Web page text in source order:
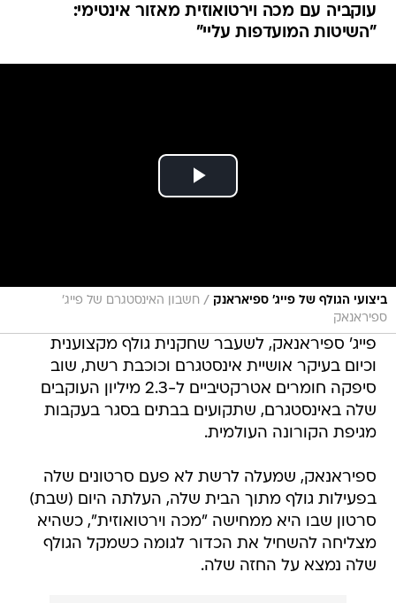
עוקביה עם מכה וירטואוזית מאזור אינטימי:
"השיטות המועדפות עליי"
ביצועי הגולף של פייג' ספיאראנק / חשבון האינסטגרם של פייג'
ספיראנאק
פייג' ספיראנאק, לשעבר שחקנית גולף מקצוענית
וכיום בעיקר אושיית אינסטגרם וכוכבת רשת, שוב
סיפקה חומרים אטרקטיביים ל-2.3 מיליון העוקבים
שלה באינסטגרם, שתקועים בבתים בסגר בעקבות
מגיפת הקורונה העולמית.
ספיראנאק, שמעלה לרשת לא פעם סרטונים שלה
בפעילות גולף מתוך הבית שלה, העלתה היום (שבת)
סרטון שבו היא ממחישה "מכה וירטואוזית", כשהיא
מצליחה להשחיל את הכדור לגומה כשמקל הגולף
שלה נמצא על החזה שלה.